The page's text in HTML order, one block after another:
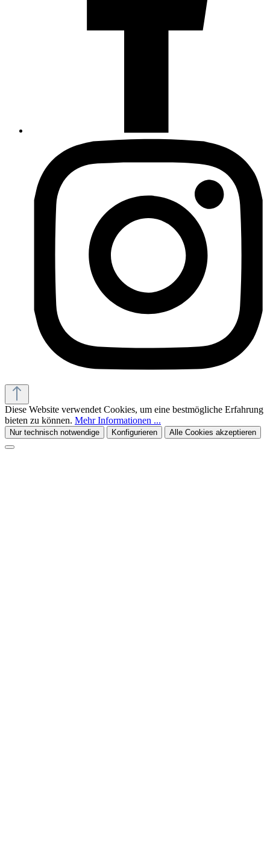
Diese Website verwendet Cookies, um eine bestmögliche Erfahrung
bieten zu können. Mehr Informationen ...
Nur technisch notwendige Konfigurieren Alle Cookies akzeptieren